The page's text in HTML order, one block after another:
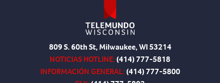
809 S. 60th St, Milwaukee, WI 53214
NOTICIAS HOTLINE:(414) 777-5818
INFORMACIÓN GENERAL:(414) 777-5800